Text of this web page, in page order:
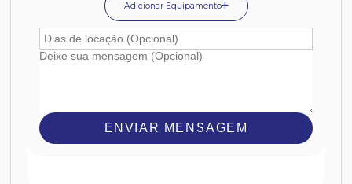
Adicionar Equipamento
ENVIAR MENSAGEM